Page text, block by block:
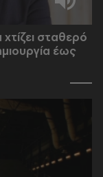
σταθερό
έως